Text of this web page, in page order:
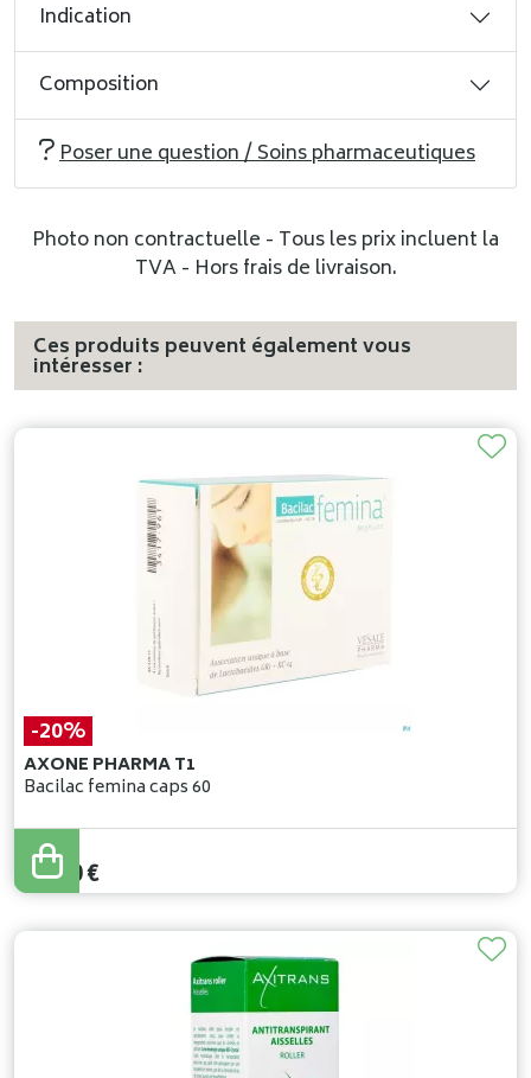
Indication
Composition
Poser une question / Soins pharmaceutiques
Photo non contractuelle - Tous les prix incluent la
TVA - Hors frais de livraison.
Ces produits peuvent également vous
intéresser :
-20%
AXONE PHARMA T1
Bacilac femina caps 60
39,50
31,60€